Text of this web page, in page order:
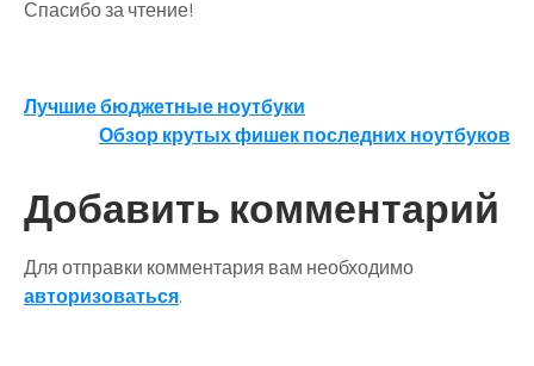
Спасибо за чтение!
Навигация
записям
Лучшие бюджетные ноутбуки
Обзор крутых фишек последних ноутбуков
Добавить комментарий
Для отправки комментария вам необходимо
авторизоваться.